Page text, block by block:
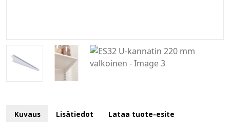
Kuvaus Lisätiedot Lataa tuote-esite